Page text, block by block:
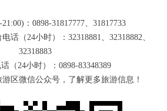
：0898-31817777、31817733
话（24小时）：32318881、32318882、
32318883
（24小时）：0898-83348389
区微信公众号，了解更多旅游信息！